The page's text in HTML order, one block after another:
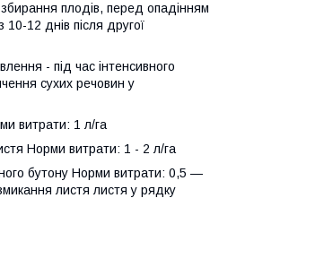
плодів, перед опадінням
12 днів після другої
- під час інтенсивного
сухих речовин у
витрати: 1 л/га
Норми витрати: 1 - 2 л/га
бутону Норми витрати: 0,5 —
листя листя у рядку